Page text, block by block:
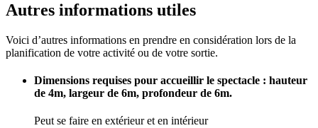
Autres informations utiles
Voici d’autres informations en prendre en considération lors de la
planification de votre activité ou de votre sortie.
Dimensions requises pour accueillir le spectacle : hauteur
de 4m, largeur de 6m, profondeur de 6m.
Peut se faire en extérieur et en intérieur